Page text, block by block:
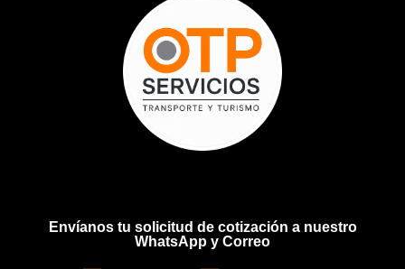
Envíanos tu solicitud de cotización a nuestro
WhatsApp y Correo